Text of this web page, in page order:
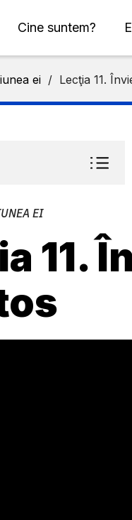
Cine suntem?
ei / Lecţia 11.
EI
11.